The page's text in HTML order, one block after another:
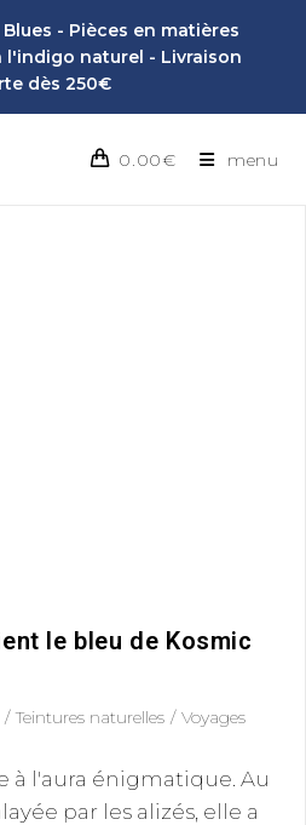
- Pièces en matières
l'indigo naturel - Livraison
dès 250€
0.00€ menu
le bleu de Kosmic
/ Teintures naturelles / Voyages
à l'aura énigmatique. Au
par les alizés, elle a